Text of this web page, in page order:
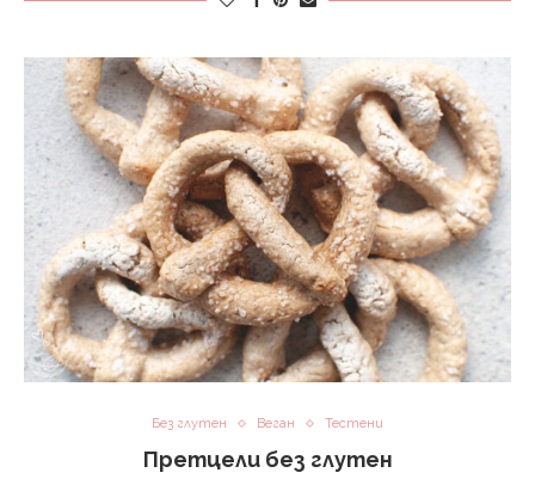
Без глутен Веган Тестени
Претцели без глутен